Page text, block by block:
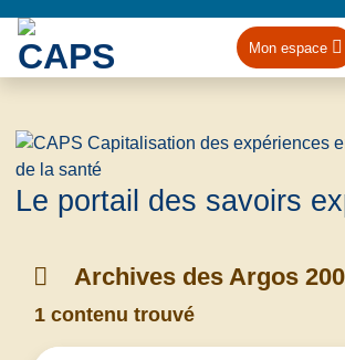
Mon espace
Le portail des savoirs
Archives des Argos
1 contenu trouvé